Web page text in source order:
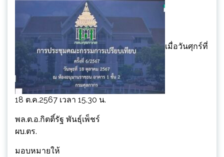
เมื่อวันศุกร์ที่
18 ต.ค.2567 เวลา 15.30 น.
พล.ต.อ.กิตติ์รัฐ พันธุ์เพ็ชร์
ผบ.ตร.
มอบหมายให้